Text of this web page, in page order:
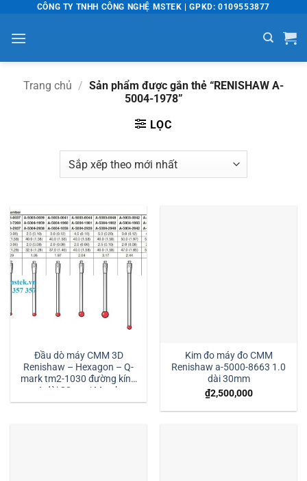
nội
dung
CÔNG TY TNHH CÔNG NGHỆ MSTEK | GPKD: 0109553877
Trang chủ / Sản phẩm được gắn thẻ “RENISHAW A-
5004-1978”
LỌC
Đầu dò máy CMM 3D
Renishaw – Hexagon – Q-
mark tm2-1030 đường kính
1 dài 30mm:| Mstek
Technology
Kim đo máy đo CMM
Renishaw a-5000-8663 1.0
dài 30mm
₫2,500,000